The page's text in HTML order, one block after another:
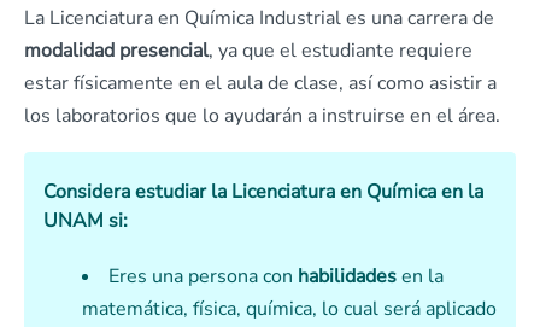
La Licenciatura en Química Industrial es una carrera de
modalidad presencial, ya que el estudiante requiere
estar físicamente en el aula de clase, así como asistir a
los laboratorios que lo ayudarán a instruirse en el área.
Considera estudiar la Licenciatura en Química en la
UNAM si:
Eres una persona con habilidadesen la
matemática, física, química, lo cual será aplicado